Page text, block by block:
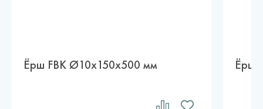
Ёрш FBK Ø10х150х500 мм Ёрш